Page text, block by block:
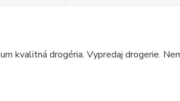
kvalitná drogéria. Vypredaj drogerie.